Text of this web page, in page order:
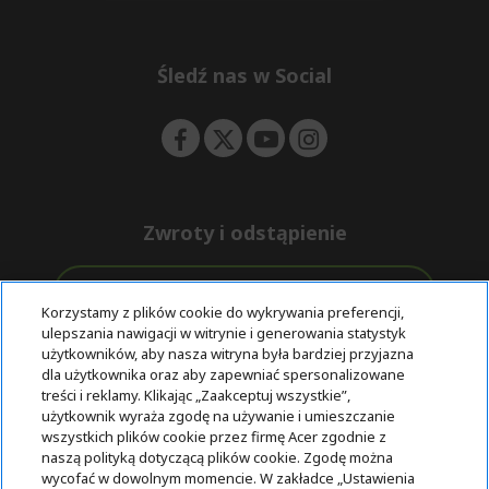
e
Śledź nas w Social
Zwroty i odstąpienie
Darmowa
ekspresowa
dostawa
Wsparcie
przed i po
zakupie
Bezpieczne
płatności
© 2025 Acer Inc.
Firma CPYou BV jest autoryzowanym sprzedawcą produktów i
usług oferowanych w tym sklepie.
Korzystamy z plików cookie do wykrywania preferencji,
ulepszania nawigacji w witrynie i generowania statystyk
użytkowników, aby nasza witryna była bardziej przyjazna
dla użytkownika oraz aby zapewniać spersonalizowane
treści i reklamy. Klikając „Zaakceptuj wszystkie”,
użytkownik wyraża zgodę na używanie i umieszczanie
wszystkich plików cookie przez firmę Acer zgodnie z
naszą polityką dotyczącą plików cookie. Zgodę można
wycofać w dowolnym momencie. W zakładce „Ustawienia